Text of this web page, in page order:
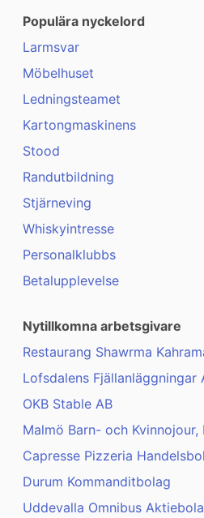
Populära nyckelord
Larmsvar
Möbelhuset
Ledningsteamet
Kartongmaskinens
Stood
Randutbildning
Stjärneving
Whiskyintresse
Personalklubbs
Betalupplevelse
Nytillkomna arbetsgivare
Restaurang Shawrma
Lofsdalens Fjällanläggningar
OKB Stable AB
Malmö Barn- och Kvinnojour,
Capresse Pizzeria
Durum Kommanditbolag
Uddevalla Omnibus